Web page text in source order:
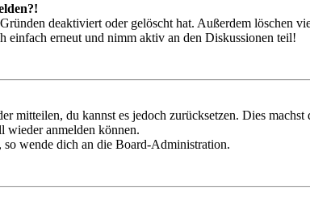
deaktiviert oder gelöscht hat. Außerdem löschen
einfach erneut und nimm aktiv an den Diskussionen teil!
du kannst es jedoch zurücksetzen. Dies
wieder anmelden können.
so wende dich an die Board-Administration.